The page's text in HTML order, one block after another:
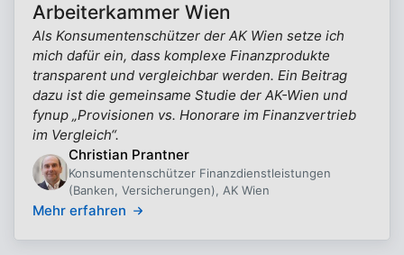
Arbeiterkammer Wien
Als Konsumentenschützer der AK Wien setze ich
mich dafür ein, dass komplexe Finanzprodukte
transparent und vergleichbar werden. Ein Beitrag
dazu ist die gemeinsame Studie der AK-Wien und
fynup „Provisionen vs. Honorare im Finanzvertrieb
im Vergleich“.
Christian Prantner
Konsumentenschützer Finanzdienstleistungen
(Banken, Versicherungen), AK Wien
Mehr erfahren